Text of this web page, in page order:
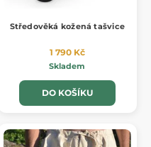
Středověká kožená tašvice
1 790 Kč
Skladem
DO KOŠÍKU